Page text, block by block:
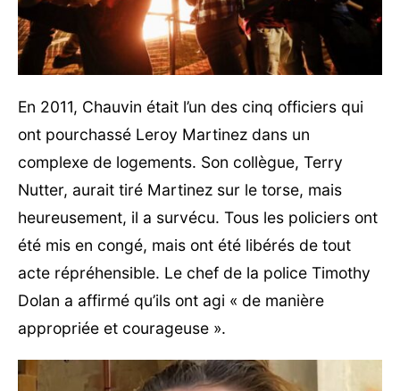
En 2011, Chauvin était l’un des cinq officiers qui
ont pourchassé Leroy Martinez dans un
complexe de logements. Son collègue, Terry
Nutter, aurait tiré Martinez sur le torse, mais
heureusement, il a survécu. Tous les policiers ont
été mis en congé, mais ont été libérés de tout
acte répréhensible. Le chef de la police Timothy
Dolan a affirmé qu’ils ont agi « de manière
appropriée et courageuse ».